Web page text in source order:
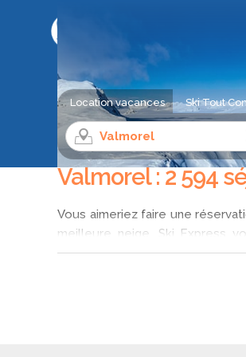
LE COMPARATEUR DE SÉJOUR AU SKI
Location vacances Ski Tout
Séjour ski Alpes du Nord
Valmorel : 2 594
Vous aimeriez faire une
meilleure neige. Ski Express
Valmorel au mois de mars et